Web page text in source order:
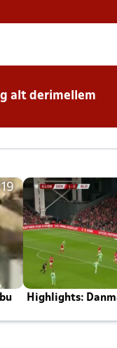
alt derimellem
Highlights: